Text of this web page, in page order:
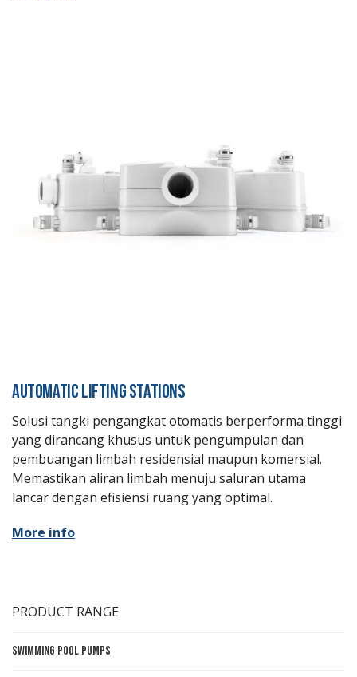
AUTOMATIC LIFTING STATIONS
Solusi tangki pengangkat otomatis berperforma tinggi
yang dirancang khusus untuk pengumpulan dan
pembuangan limbah residensial maupun komersial.
Memastikan aliran limbah menuju saluran utama
lancar dengan efisiensi ruang yang optimal.
More info
PRODUCT RANGE
Swimming Pool Pumps